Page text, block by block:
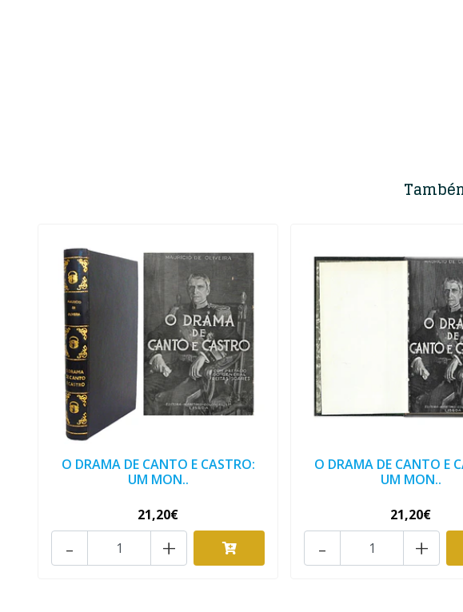
O DRAMA DE CANTO E CASTRO:
UM MON..
21,20€
+
-
O DRAMA DE CANTO E
UM MON..
21,20€
+
-